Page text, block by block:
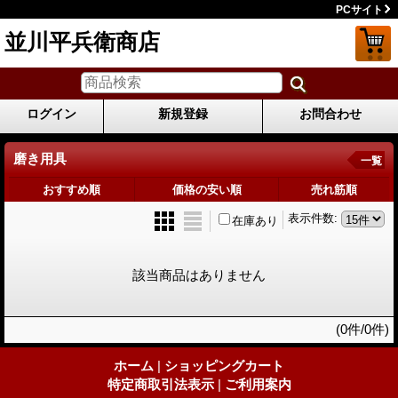
PCサイト
並川平兵衛商店
ログイン 新規登録 お問合わせ
磨き用具 一覧
おすすめ順 価格の安い順 売れ筋順
表示件数:
在庫あり
該当商品はありません
(0件/0件)
ホーム | ショッピングカート
特定商取引法表示 | ご利用案内